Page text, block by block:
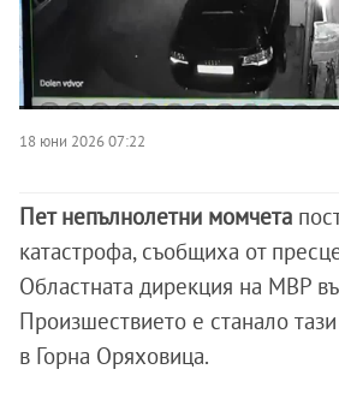
18 юни 2026 07:22
Пет непълнолетни момчета
катастрофа, съобщиха от
Областната дирекция на МВР
Произшествието е станало
в Горна Оряховица.